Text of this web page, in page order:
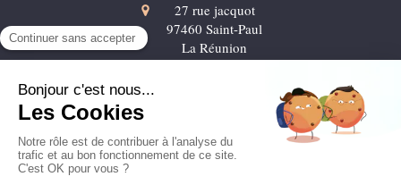
27 rue jacquot
97460 Saint-Paul
La Réunion
06.92.43.68.88
9 avis